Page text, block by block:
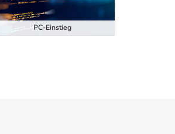
PC-Einstieg